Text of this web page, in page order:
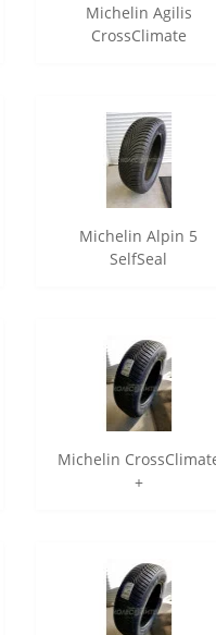
Michelin Agilis
CrossClimate
Michelin Alpin 5
SelfSeal
Michelin
+